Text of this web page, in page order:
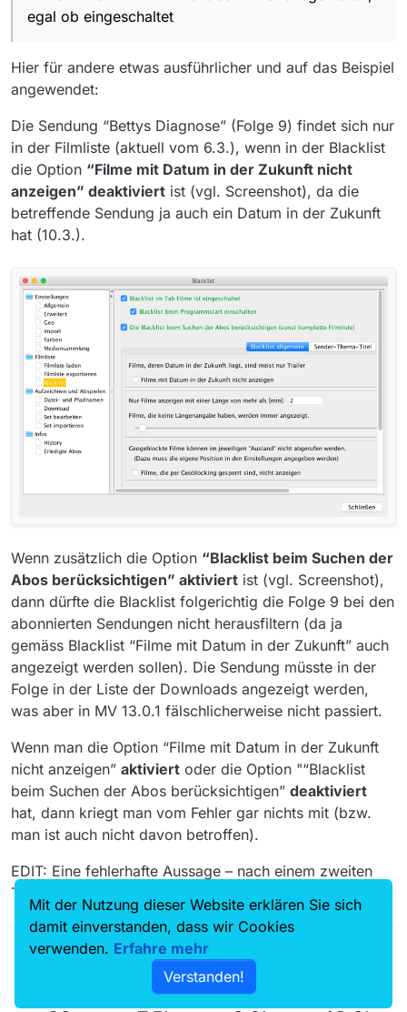
egal ob eingeschaltet
Hier für andere etwas ausführlicher und auf das Beispiel
angewendet:
Die Sendung “Bettys Diagnose” (Folge 9) findet sich nur
in der Filmliste (aktuell vom 6.3.), wenn in der Blacklist
die Option “Filme mit Datum in der Zukunft nicht
anzeigen” deaktiviert ist (vgl. Screenshot), da die
betreffende Sendung ja auch ein Datum in der Zukunft
hat (10.3.).
Wenn zusätzlich die Option “Blacklist beim Suchen der
Abos berücksichtigen” aktiviert ist (vgl. Screenshot),
dann dürfte die Blacklist folgerichtig die Folge 9 bei den
abonnierten Sendungen nicht herausfiltern (da ja
gemäss Blacklist “Filme mit Datum in der Zukunft” auch
angezeigt werden sollen). Die Sendung müsste in der
Folge in der Liste der Downloads angezeigt werden,
was aber in MV 13.0.1 fälschlicherweise nicht passiert.
Wenn man die Option “Filme mit Datum in der Zukunft
nicht anzeigen” aktiviert oder die Option "“Blacklist
beim Suchen der Abos berücksichtigen” deaktiviert
hat, dann kriegt man vom Fehler gar nichts mit (bzw.
man ist auch nicht davon betroffen).
EDIT: Eine fehlerhafte Aussage – nach einem zweiten
Test – korrigiert und Text präziser formuliert.
Mit der Nutzung dieser Website erklären Sie sich
damit einverstanden, dass wir Cookies
verwenden. Erfahre mehr
Verstanden!